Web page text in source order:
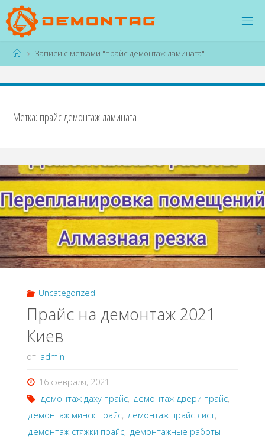
Перейти
содержимому
ГлавнаяЗаписи с метками "прайс демонтаж ламината"
Метка: прайс демонтаж ламината
Uncategorized
Прайс на демонтаж 2021
Киев
от admin
16 февраля, 2021
демонтаж даху прайс, демонтаж двери прайс,
демонтаж минск прайс, демонтаж прайс лист,
демонтаж стяжки прайс, демонтажные работы